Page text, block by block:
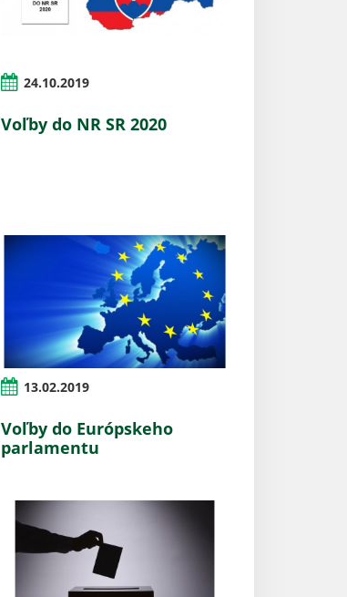
24.10.2019
Voľby do NR SR 2020
13.02.2019
Voľby do Európskeho
parlamentu